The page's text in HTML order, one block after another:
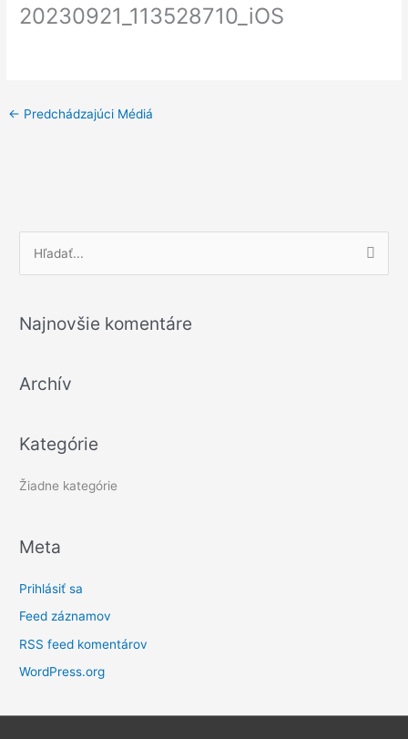
20230921_113528710_iOS
← Predchádzajúci Médiá
ľ
d
:
Najnovšie komentáre
Archív
Kategórie
Žiadne kategórie
Meta
Prihlásiť sa
Feed záznamov
RSS feed komentárov
WordPress.org